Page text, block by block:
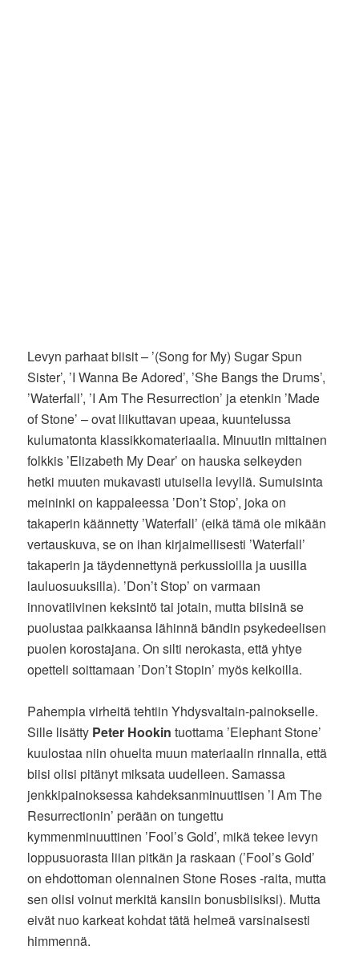
Levyn parhaat biisit – ’(Song for My) Sugar Spun
Sister’, ’I Wanna Be Adored’, ’She Bangs the Drums’,
’Waterfall’, ’I Am The Resurrection’ ja etenkin ’Made
of Stone’ – ovat liikuttavan upeaa, kuuntelussa
kulumatonta klassikkomateriaalia. Minuutin mittainen
folkkis ’Elizabeth My Dear’ on hauska selkeyden
hetki muuten mukavasti utuisella levyllä. Sumuisinta
meininki on kappaleessa ’Don’t Stop’, joka on
takaperin käännetty ’Waterfall’ (eikä tämä ole mikään
vertauskuva, se on ihan kirjaimellisesti ’Waterfall’
takaperin ja täydennettynä perkussioilla ja uusilla
lauluosuuksilla). ’Don’t Stop’ on varmaan
innovatiivinen keksintö tai jotain, mutta biisinä se
puolustaa paikkaansa lähinnä bändin psykedeelisen
puolen korostajana. On silti nerokasta, että yhtye
opetteli soittamaan ’Don’t Stopin’ myös keikoilla.
Pahempia virheitä tehtiin Yhdysvaltain-painokselle.
Sille lisätty Peter Hookin tuottama ’Elephant Stone’
kuulostaa niin ohuelta muun materiaalin rinnalla, että
biisi olisi pitänyt miksata uudelleen. Samassa
jenkkipainoksessa kahdeksanminuuttisen ’I Am The
Resurrectionin’ perään on tungettu
kymmenminuuttinen ’Fool’s Gold’, mikä tekee levyn
loppusuorasta liian pitkän ja raskaan (’Fool’s Gold’
on ehdottoman olennainen Stone Roses -raita, mutta
sen olisi voinut merkitä kansiin bonusbiisiksi). Mutta
eivät nuo karkeat kohdat tätä helmeä varsinaisesti
himmennä.